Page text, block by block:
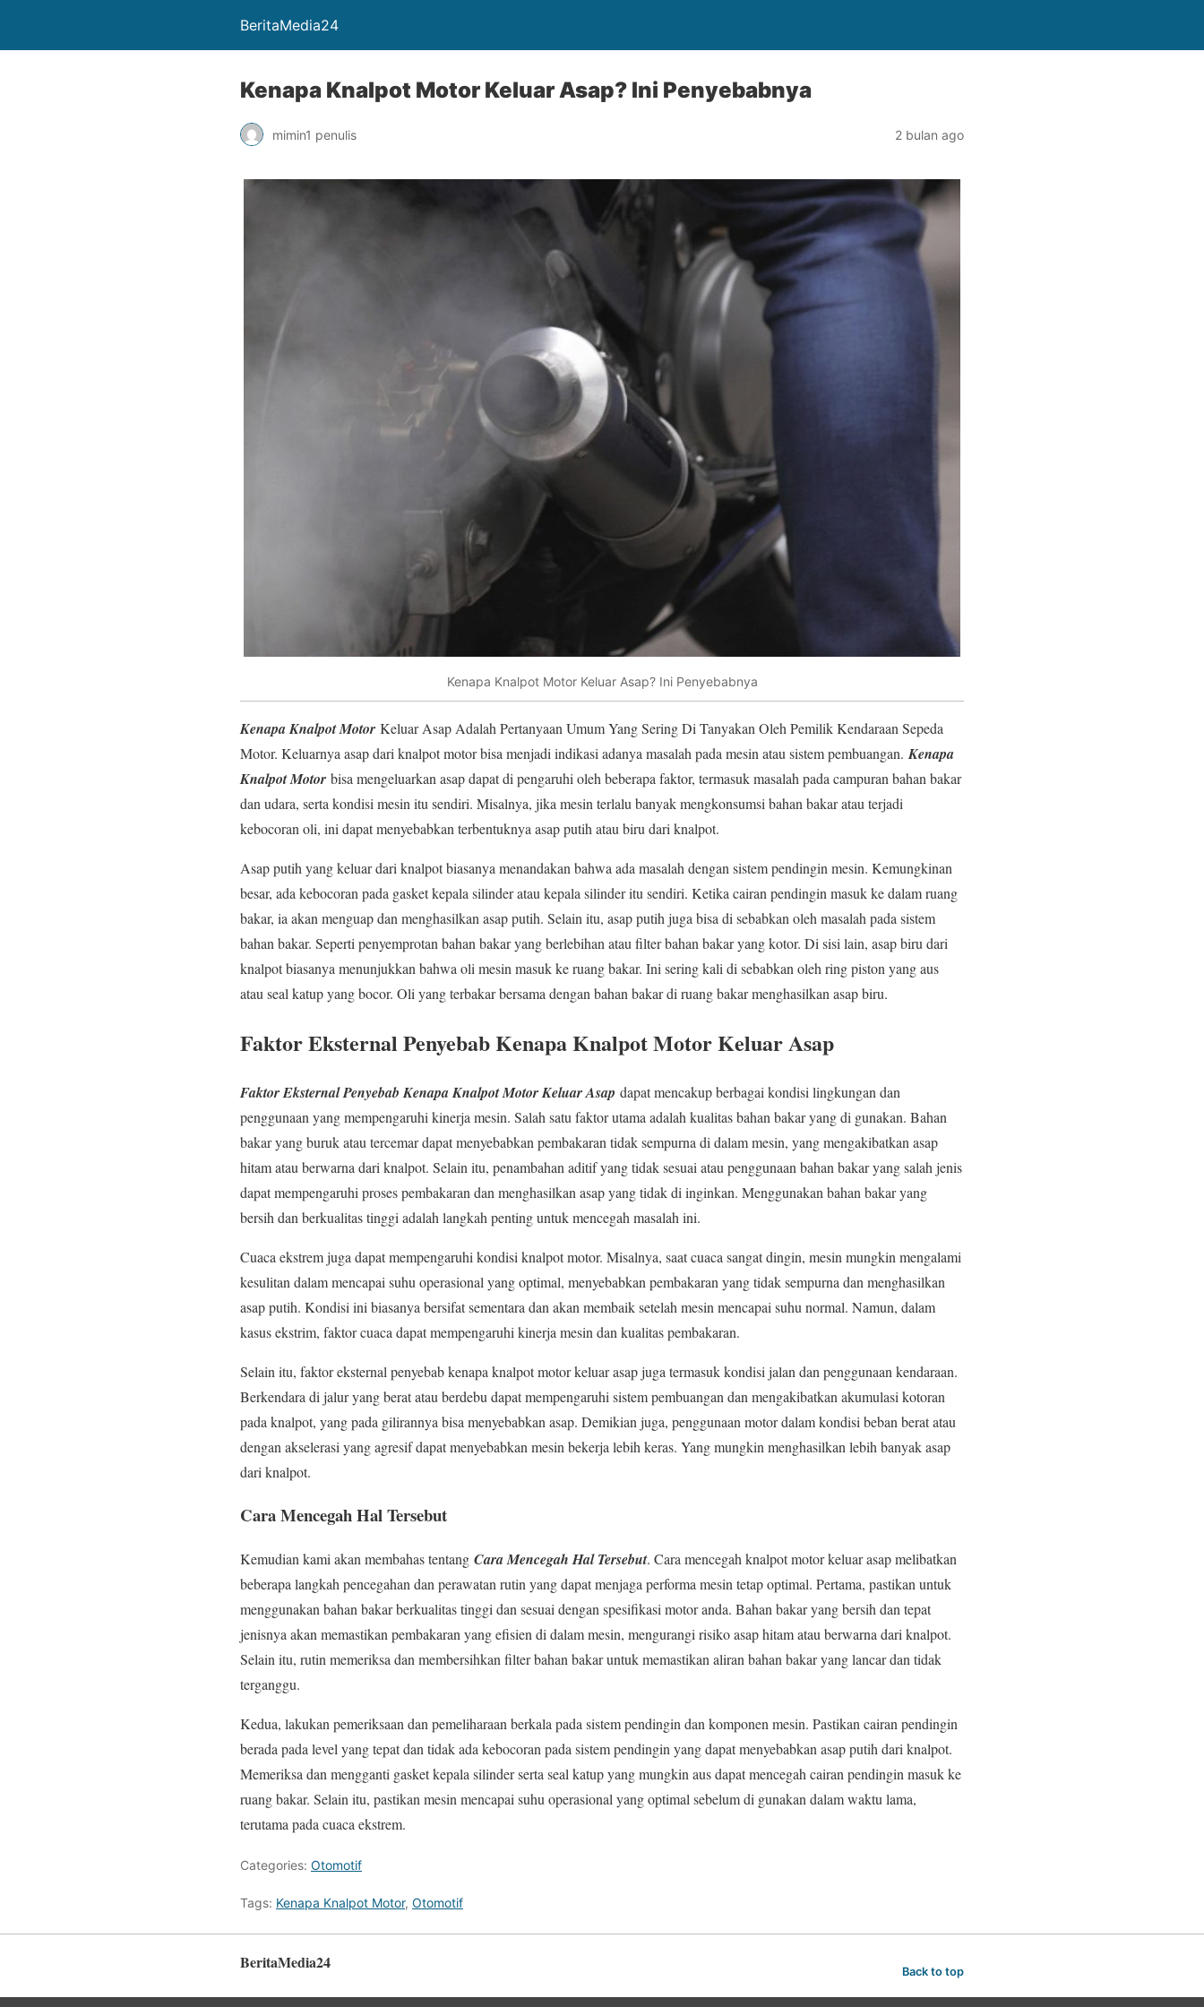
BeritaMedia24
Kenapa Knalpot Motor Keluar Asap? Ini Penyebabnya
mimin1 penulis 2 bulan ago
Kenapa Knalpot Motor Keluar Asap? Ini Penyebabnya
Kenapa Knalpot Motor Keluar Asap Adalah Pertanyaan Umum Yang Sering Di Tanyakan Oleh Pemilik Kendaraan Sepeda
Motor. Keluarnya asap dari knalpot motor bisa menjadi indikasi adanya masalah pada mesin atau sistem pembuangan. Kenapa
Knalpot Motor bisa mengeluarkan asap dapat di pengaruhi oleh beberapa faktor, termasuk masalah pada campuran bahan bakar
dan udara, serta kondisi mesin itu sendiri. Misalnya, jika mesin terlalu banyak mengkonsumsi bahan bakar atau terjadi
kebocoran oli, ini dapat menyebabkan terbentuknya asap putih atau biru dari knalpot.
Asap putih yang keluar dari knalpot biasanya menandakan bahwa ada masalah dengan sistem pendingin mesin. Kemungkinan
besar, ada kebocoran pada gasket kepala silinder atau kepala silinder itu sendiri. Ketika cairan pendingin masuk ke dalam ruang
bakar, ia akan menguap dan menghasilkan asap putih. Selain itu, asap putih juga bisa di sebabkan oleh masalah pada sistem
bahan bakar. Seperti penyemprotan bahan bakar yang berlebihan atau filter bahan bakar yang kotor. Di sisi lain, asap biru dari
knalpot biasanya menunjukkan bahwa oli mesin masuk ke ruang bakar. Ini sering kali di sebabkan oleh ring piston yang aus
atau seal katup yang bocor. Oli yang terbakar bersama dengan bahan bakar di ruang bakar menghasilkan asap biru.
Faktor Eksternal Penyebab Kenapa Knalpot Motor Keluar Asap
Faktor Eksternal Penyebab Kenapa Knalpot Motor Keluar Asap dapat mencakup berbagai kondisi lingkungan dan
penggunaan yang mempengaruhi kinerja mesin. Salah satu faktor utama adalah kualitas bahan bakar yang di gunakan. Bahan
bakar yang buruk atau tercemar dapat menyebabkan pembakaran tidak sempurna di dalam mesin, yang mengakibatkan asap
hitam atau berwarna dari knalpot. Selain itu, penambahan aditif yang tidak sesuai atau penggunaan bahan bakar yang salah jenis
dapat mempengaruhi proses pembakaran dan menghasilkan asap yang tidak di inginkan. Menggunakan bahan bakar yang
bersih dan berkualitas tinggi adalah langkah penting untuk mencegah masalah ini.
Cuaca ekstrem juga dapat mempengaruhi kondisi knalpot motor. Misalnya, saat cuaca sangat dingin, mesin mungkin mengalami
kesulitan dalam mencapai suhu operasional yang optimal, menyebabkan pembakaran yang tidak sempurna dan menghasilkan
asap putih. Kondisi ini biasanya bersifat sementara dan akan membaik setelah mesin mencapai suhu normal. Namun, dalam
kasus ekstrim, faktor cuaca dapat mempengaruhi kinerja mesin dan kualitas pembakaran.
Selain itu, faktor eksternal penyebab kenapa knalpot motor keluar asap juga termasuk kondisi jalan dan penggunaan kendaraan.
Berkendara di jalur yang berat atau berdebu dapat mempengaruhi sistem pembuangan dan mengakibatkan akumulasi kotoran
pada knalpot, yang pada gilirannya bisa menyebabkan asap. Demikian juga, penggunaan motor dalam kondisi beban berat atau
dengan akselerasi yang agresif dapat menyebabkan mesin bekerja lebih keras. Yang mungkin menghasilkan lebih banyak asap
dari knalpot.
Cara Mencegah Hal Tersebut
Kemudian kami akan membahas tentang Cara Mencegah Hal Tersebut. Cara mencegah knalpot motor keluar asap melibatkan
beberapa langkah pencegahan dan perawatan rutin yang dapat menjaga performa mesin tetap optimal. Pertama, pastikan untuk
menggunakan bahan bakar berkualitas tinggi dan sesuai dengan spesifikasi motor anda. Bahan bakar yang bersih dan tepat
jenisnya akan memastikan pembakaran yang efisien di dalam mesin, mengurangi risiko asap hitam atau berwarna dari knalpot.
Selain itu, rutin memeriksa dan membersihkan filter bahan bakar untuk memastikan aliran bahan bakar yang lancar dan tidak
terganggu.
Kedua, lakukan pemeriksaan dan pemeliharaan berkala pada sistem pendingin dan komponen mesin. Pastikan cairan pendingin
berada pada level yang tepat dan tidak ada kebocoran pada sistem pendingin yang dapat menyebabkan asap putih dari knalpot.
Memeriksa dan mengganti gasket kepala silinder serta seal katup yang mungkin aus dapat mencegah cairan pendingin masuk ke
ruang bakar. Selain itu, pastikan mesin mencapai suhu operasional yang optimal sebelum di gunakan dalam waktu lama,
terutama pada cuaca ekstrem.
Categories: Otomotif
Tags: Kenapa Knalpot Motor, Otomotif
BeritaMedia24 Back to top